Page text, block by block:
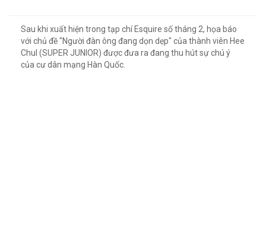
Sau khi xuất hiện trong tạp chí Esquire số tháng 2, họa báo
với chủ đề "Người đàn ông đang dọn dẹp" của thành viên Hee
Chul (SUPER JUNIOR) được đưa ra đang thu hút sự chú ý
của cư dân mạng Hàn Quốc.